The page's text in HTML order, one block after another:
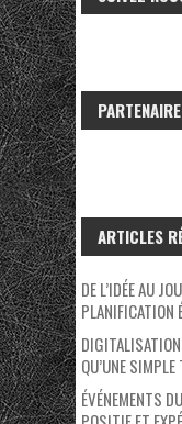
ARTICLES
DE L’IDÉE AU
PLANIFICATION
DIGITALISATION
QU’UNE SIMPLE
ÉVÉNEMENTS